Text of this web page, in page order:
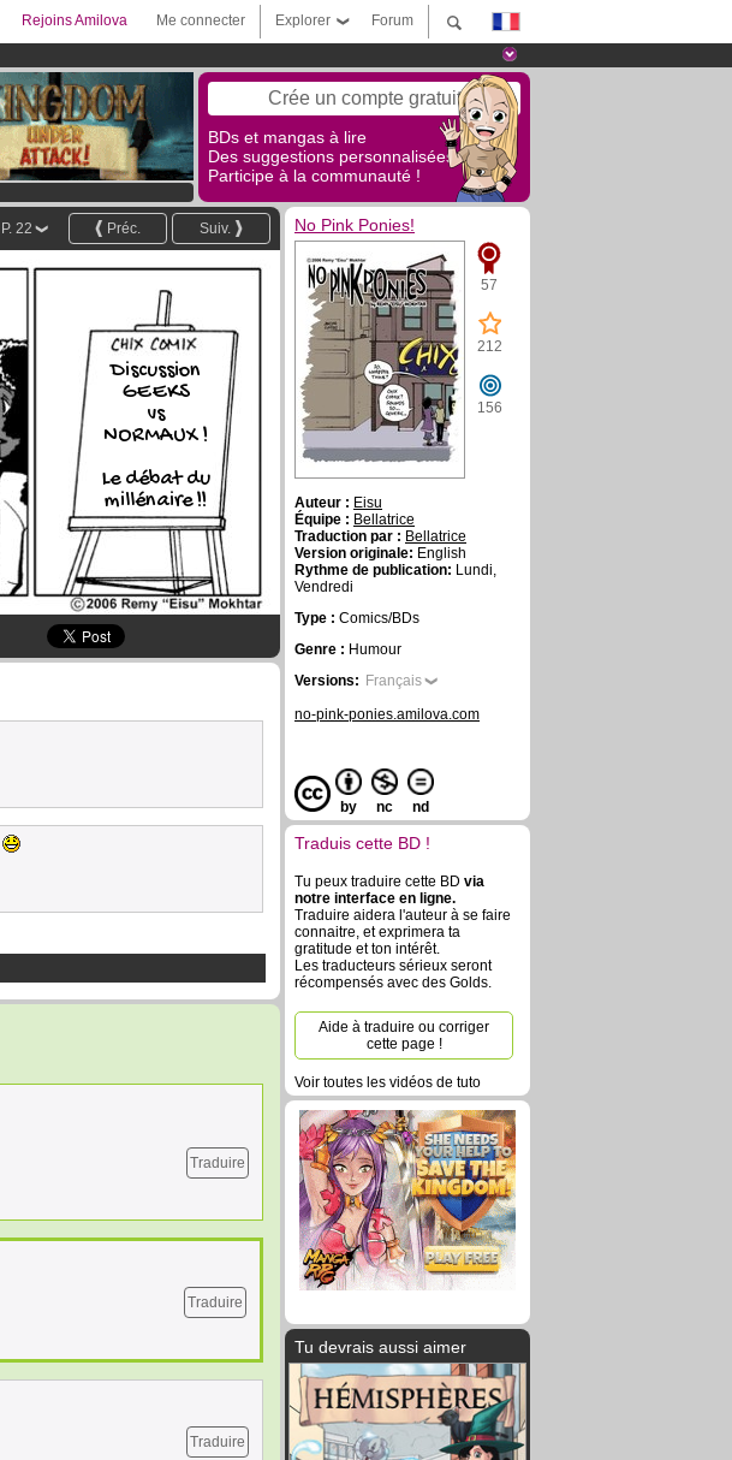
Forum
Explorer
Me connecter
Rejoins Amilova
Crée un compte gratuit
BDs et mangas à lire
Des suggestions personnalisées !
Participe à la communauté !
Suiv.
Préc.
P. 22
Discussion
GEEKS
vs
NORMAUX !
Le débat du
millénaire !!
Traduire
Traduire
Traduire
No Pink Ponies!
57
212
156
Auteur : Eisu
Équipe : Bellatrice
Traduction par : Bellatrice
Version originale: English
Rythme de publication: Lundi,
Vendredi
Type : Comics/BDs
Genre : Humour
Versions: Français
no-pink-ponies.amilova.com
by nc nd
Traduis cette BD !
Tu peux traduire cette BD via
notre interface en ligne.
Traduire aidera l'auteur à se faire
connaitre, et exprimera ta
gratitude et ton intérêt.
Les traducteurs sérieux seront
récompensés avec des Golds.
Aide à traduire ou corriger
cette page !
Voir toutes les vidéos de tuto
Tu devrais aussi aimer